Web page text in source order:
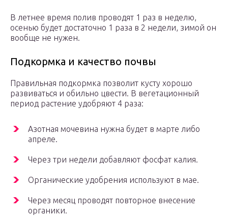
В летнее время полив проводят 1 раз в неделю,
осенью будет достаточно 1 раза в 2 недели, зимой он
вообще не нужен.
Подкормка и качество почвы
Правильная подкормка позволит кусту хорошо
развиваться и обильно цвести. В вегетационный
период растение удобряют 4 раза:
Азотная мочевина нужна будет в марте либо
апреле.
Через три недели добавляют фосфат калия.
Органические удобрения используют в мае.
Через месяц проводят повторное внесение
органики.